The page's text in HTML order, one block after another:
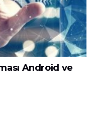
Android ve